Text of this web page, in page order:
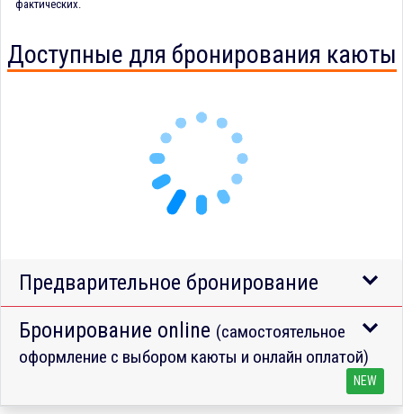
фактических.
Доступные для бронирования каюты
Предварительное бронирование
Бронирование online (самостоятельное
оформление с выбором каюты и онлайн оплатой)
NEW